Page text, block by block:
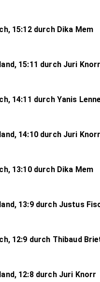
15:12 durch Dika Mem
15:11 durch Juri Knorr
14:11 durch Yanis
14:10 durch Juri Knorr
13:10 durch Dika Mem
13:9 durch Justus
12:9 durch Thibaud
12:8 durch Juri Knorr